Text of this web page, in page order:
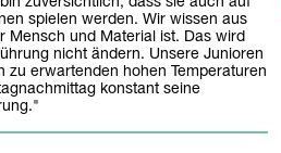
zuversichtlich, dass sie auch auf
spielen werden. Wir wissen aus
Mensch und Material ist. Das wird
nicht ändern. Unsere Junioren
zu erwartenden hohen Temperaturen
konstant seine